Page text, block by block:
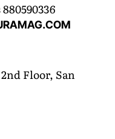
Floor, San